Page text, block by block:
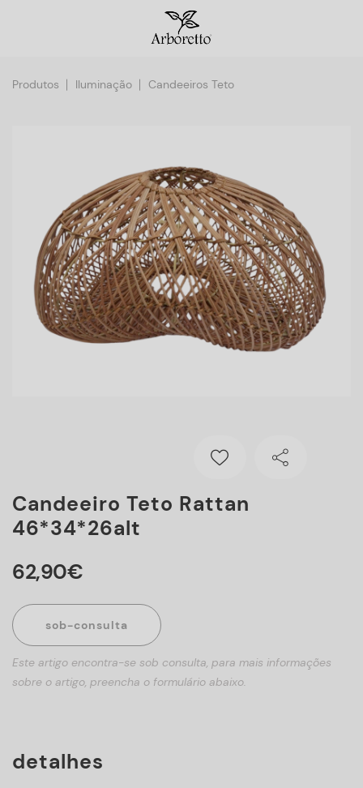
Produtos Iluminação Candeeiros Teto
Candeeiro Teto Rattan
46*34*26alt
62,90€
sob-consulta
Este artigo encontra-se sob consulta, para mais informações
sobre o artigo, preencha o formulário abaixo.
detalhes